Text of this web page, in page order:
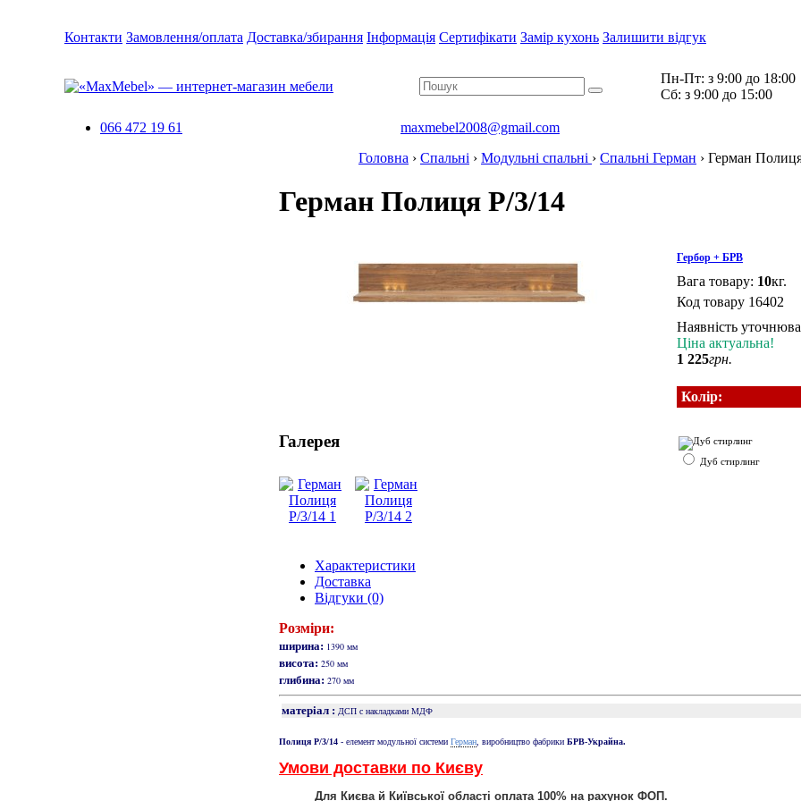
Контакти Замовлення/оплата Доставка/збирання Інформація Сертифікати Замір кухонь Залишити відгук
Пн-Пт: з 9:00 до 18:00
Cб: з 9:00 до 15:00
066 472 19 61 maxmebel2008@gmail.com
Головна › Спальні › Модульні спальні › Спальні Герман › Герман
Герман Полиця P/3/14
Галерея
Гербор + БРВ
Вага товару: 10кг.
Код товару 16402
Наявність
Ціна актуальна!
1 225грн.
Колір:
Дуб стирлинг
Характеристики
Доставка
Відгуки (0)
Розміри:
ширина: 1390 мм
висота: 250 мм
глибина: 270 мм
матеріал : ДСП с накладками МДФ
Полиця P/3/14 - елемент модульної системи Герман , виробництво фабрики БРВ-Украйна.
Умови доставки по Києву
Для Києва й Київської області оплата 100% на рахунок ФОП.